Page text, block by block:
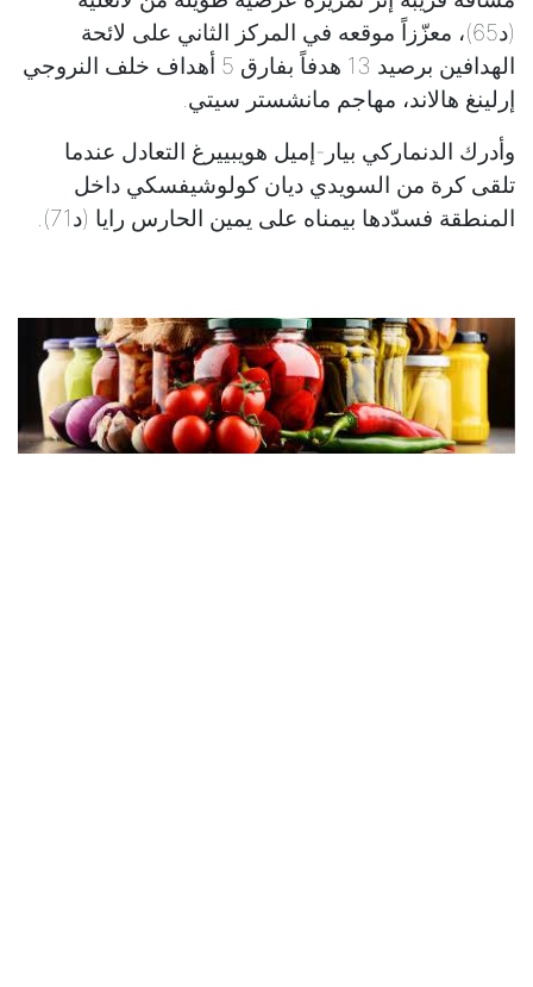
(د65)، معزّزاً موقعه في المركز الثاني على لائحة
الهدافين برصيد 13 هدفاً بفارق 5 أهداف خلف النروجي
إرلينغ هالاند، مهاجم مانشستر سيتي.
وأدرك الدنماركي بيار-إميل هويبييرغ التعادل عندما
تلقى كرة من السويدي ديان كولوشيفسكي داخل
المنطقة فسدّدها بيمناه على يمين الحارس رايا (د71).